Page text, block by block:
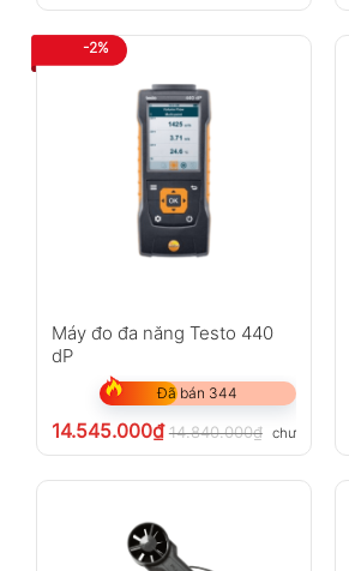
-2%
Máy đo đa năng Testo 440
dP
Đã bán 344
14.545.000₫ 14.840.000₫ chưa VAT 8%